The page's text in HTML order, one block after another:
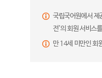
국립국어원에서 제
전’의 회원 서비스
만 14세 미만인 회